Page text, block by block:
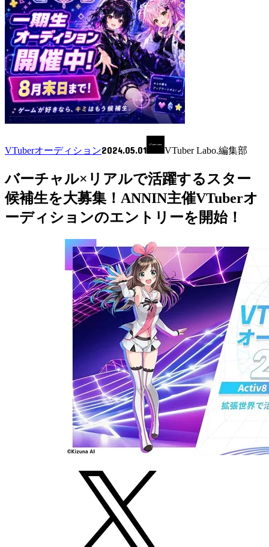
VTuberオーディション2024.05.01 VTuber Labo.編集部
バーチャル×リアルで活躍するスター
候補生を大募集！ANNIN主催VTuberオ
ーディションのエントリーを開始！